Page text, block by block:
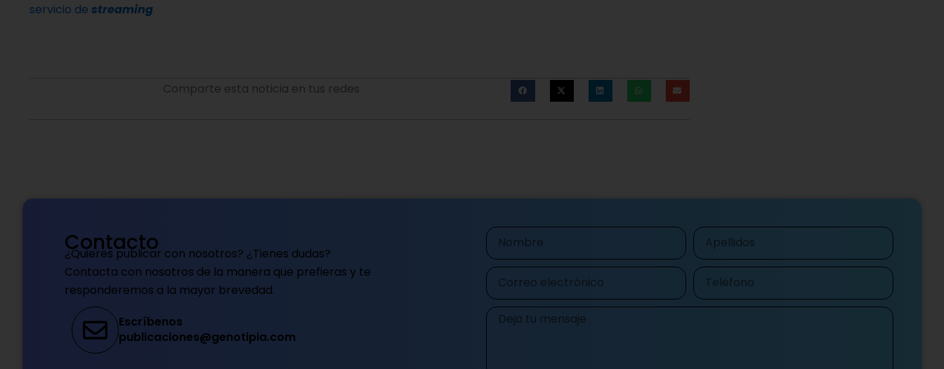
servicio de streaming.
Comparte esta noticia en tus redes
Contacto
¿Quieres publicar con nosotros? ¿Tienes dudas?
Contacta con nosotros de la manera que prefieras y te
responderemos a la mayor brevedad.
Escríbenos
publicaciones@genotipia.com
Nombre Apellidos
Correo
electrónico
Teléfono
Mensaje